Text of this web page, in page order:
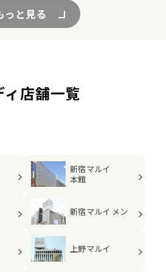
っと見る
店舗一覧
新宿マルイ
本館
新宿マルイ メン
上野マルイ